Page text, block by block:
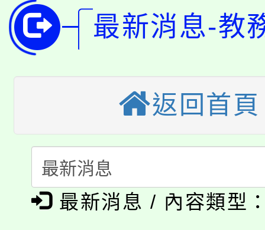
局官網。
8月14至27日，桃園電
開!
115年桃園市運動會8/
田徑場及游泳池舉行。
桃園市低收入戶享有免
視費優惠，中低收入戶
半價優惠，詳情可洽有
者。
大園自造教育及科技
份教師增能研習
大溪自造教育及科技中
份教師研習
淨零綠生活教案入校路
會
公告本校115學年度第
「本色祭」8/29、30
最新消息-教
返回首頁
最新消息 / 內容類型